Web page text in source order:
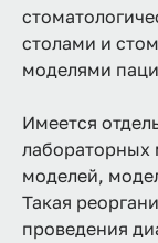
столами и
моделями
Имеется
лабораторных
моделей,
Такая
проведения